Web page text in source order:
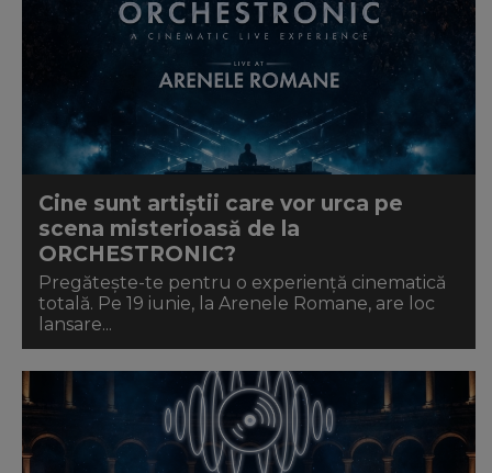
Cine sunt artiștii care vor urca pe
scena misterioasă de la
ORCHESTRONIC?
Pregătește-te pentru o experiență cinematică
totală. Pe 19 iunie, la Arenele Romane, are loc
lansare...